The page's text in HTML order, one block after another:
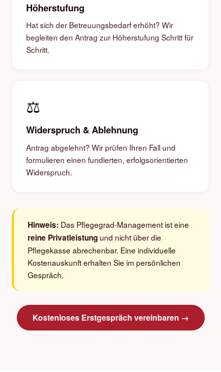
Höherstufung
Hat sich der Betreuungsbedarf erhöht? Wir
begleiten den Antrag zur Höherstufung Schritt für
Schritt.
⚖️
Widerspruch & Ablehnung
Antrag abgelehnt? Wir prüfen Ihren Fall und
formulieren einen fundierten, erfolgsorientierten
Widerspruch.
Hinweis: Das Pflegegrad-Management ist eine
reine Privatleistung und nicht über die
Pflegekasse abrechenbar. Eine individuelle
Kostenauskunft erhalten Sie im persönlichen
Gespräch.
Kostenloses Erstgespräch vereinbaren →